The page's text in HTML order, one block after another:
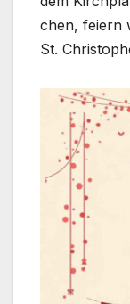
chen, fei­ern
St.